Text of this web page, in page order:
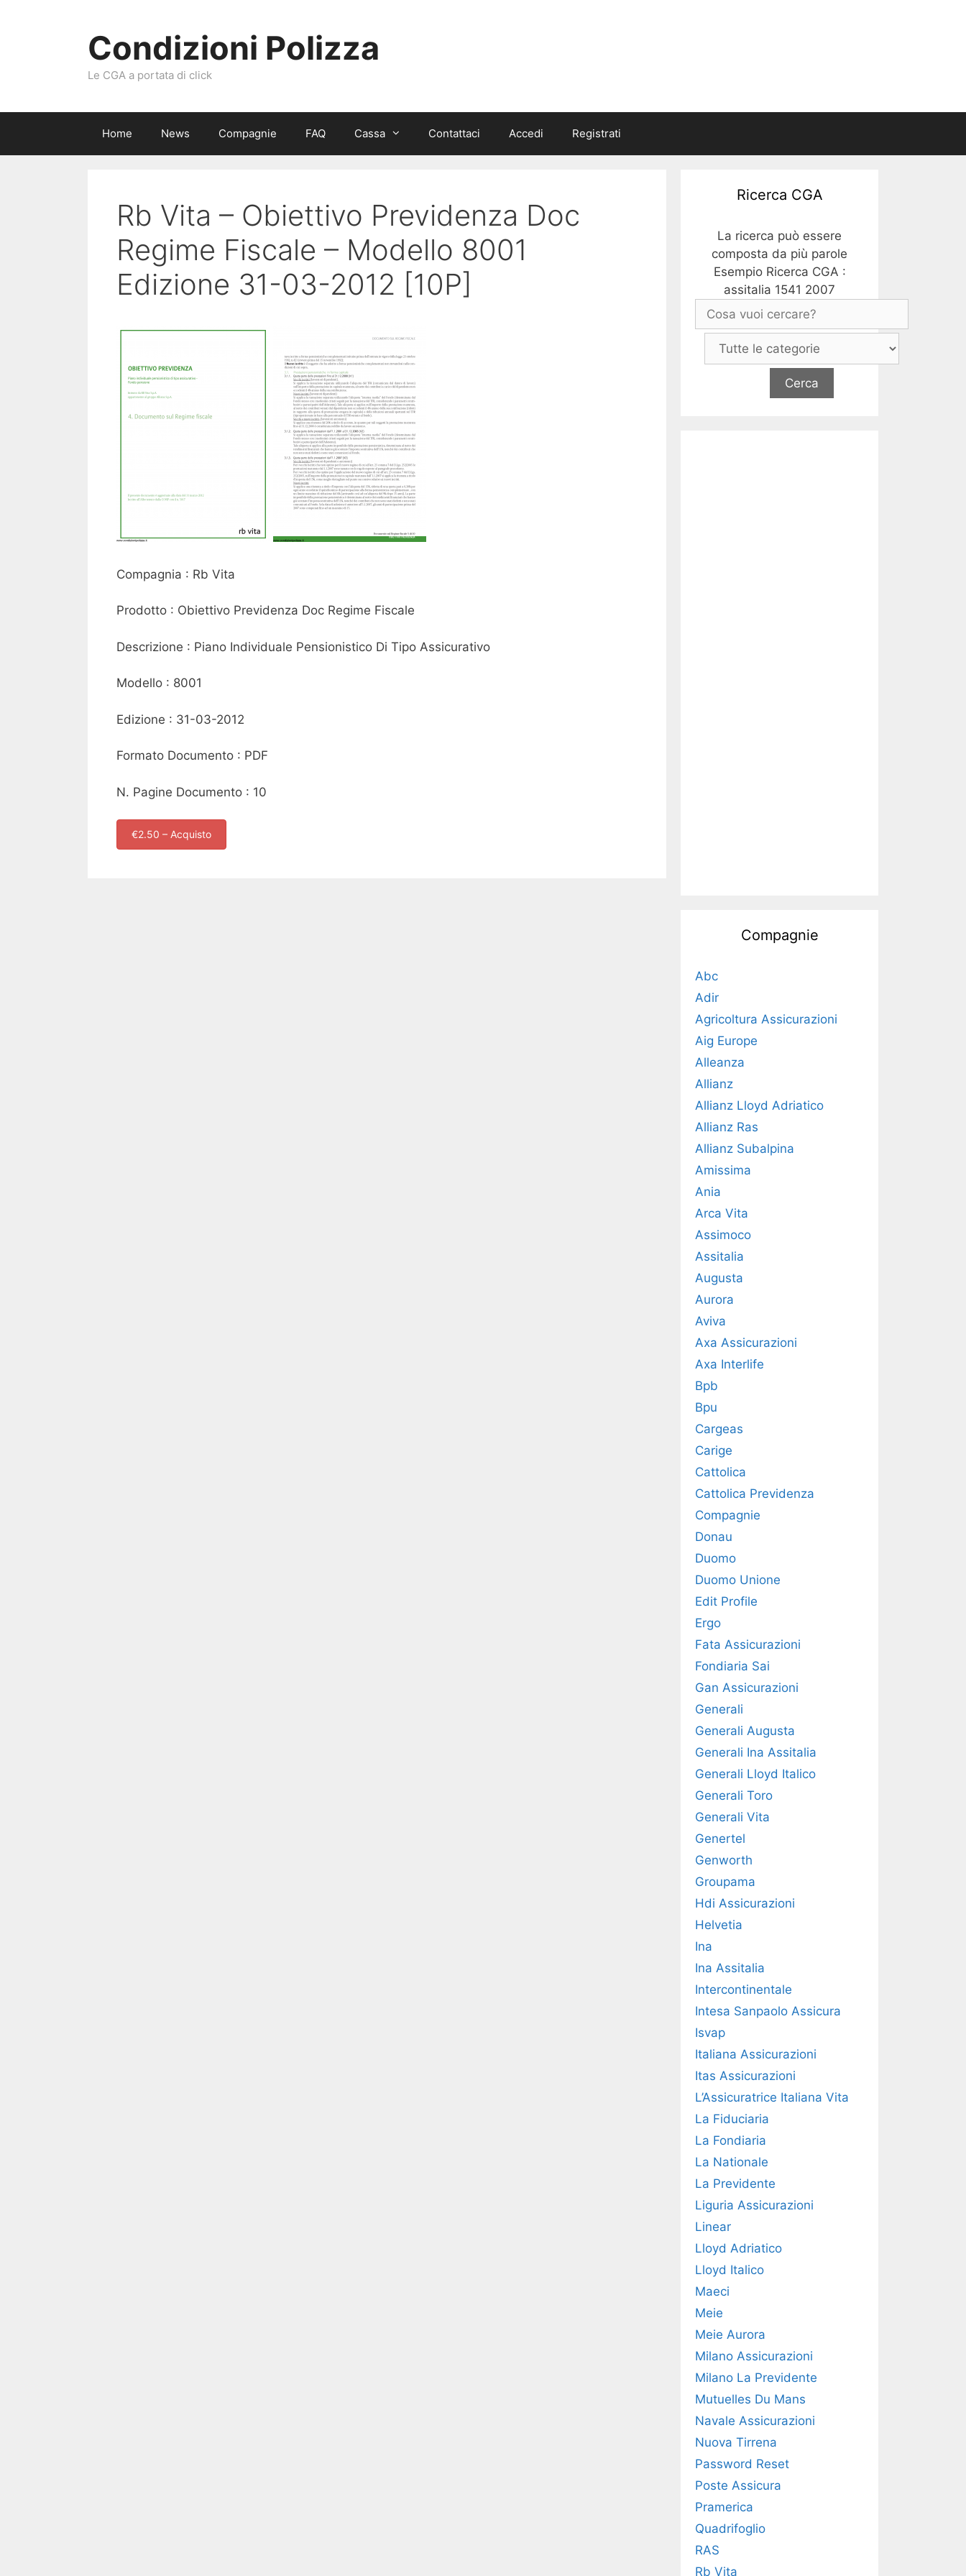
Condizioni Polizza
Le CGA a portata di click
Home News Compagnie FAQ Cassa Contattaci Accedi Registrati
Rb Vita – Obiettivo Previdenza Doc
Regime Fiscale – Modello 8001
Edizione 31-03-2012 [10P]
Compagnia : Rb Vita
Prodotto : Obiettivo Previdenza Doc Regime Fiscale
Descrizione : Piano Individuale Pensionistico Di Tipo Assicurativo
Modello : 8001
Edizione : 31-03-2012
Formato Documento : PDF
N. Pagine Documento : 10
€2.50 – Acquisto
Ricerca CGA
La ricerca può essere
composta da più parole
Esempio Ricerca CGA :
assitalia 1541 2007
Compagnie
Abc
Adir
Agricoltura Assicurazioni
Aig Europe
Alleanza
Allianz
Allianz Lloyd Adriatico
Allianz Ras
Allianz Subalpina
Amissima
Ania
Arca Vita
Assimoco
Assitalia
Augusta
Aurora
Aviva
Axa Assicurazioni
Axa Interlife
Bpb
Bpu
Cargeas
Carige
Cattolica
Cattolica Previdenza
Compagnie
Donau
Duomo
Duomo Unione
Edit Profile
Ergo
Fata Assicurazioni
Fondiaria Sai
Gan Assicurazioni
Generali
Generali Augusta
Generali Ina Assitalia
Generali Lloyd Italico
Generali Toro
Generali Vita
Genertel
Genworth
Groupama
Hdi Assicurazioni
Helvetia
Ina
Ina Assitalia
Intercontinentale
Intesa Sanpaolo Assicura
Isvap
Italiana Assicurazioni
Itas Assicurazioni
L’Assicuratrice Italiana Vita
La Fiduciaria
La Fondiaria
La Nationale
La Previdente
Liguria Assicurazioni
Linear
Lloyd Adriatico
Lloyd Italico
Maeci
Meie
Meie Aurora
Milano Assicurazioni
Milano La Previdente
Mutuelles Du Mans
Navale Assicurazioni
Nuova Tirrena
Password Reset
Poste Assicura
Pramerica
Quadrifoglio
RAS
Rb Vita